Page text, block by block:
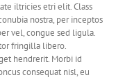
iltricies etri elit. Class
nostra, per inceptos
vel, congue sed ligula.
fringilla libero.
hendrerit. Morbi id
consequat nisl, eu